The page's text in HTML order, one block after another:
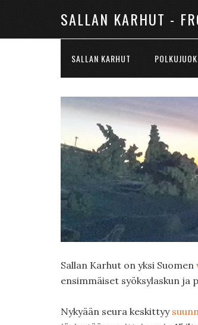
SALLAN KARHUT -
SALLAN KARHUT
Sallan Karhut on yksi Suomen
ensimmäiset syöksylaskun
Nykyään seura keskittyy